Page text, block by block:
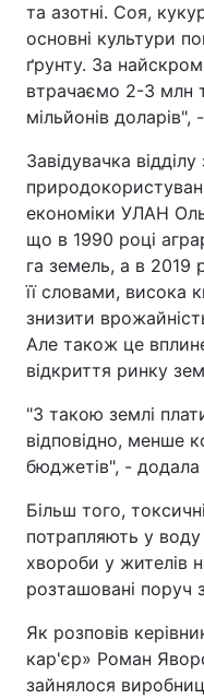
Спорт
Техно і зв'язок
Зброя
Здоров'я
Цікавинки
Відео з Youtube
Інтерв'ю
Архів
ПОСЛУГИ
Реклама на сайті
Моніторинг
та азотні. Соя,
основні культури
ґрунту. За
втрачаємо 2-3 млн
мільйонів доларів",
Завідувачка
економіки УЛАН
що в 1990 році
га земель, а в 2019
її словами, висока
знизити
Але також це
відкриття ринку
"З такою землі
відповідно, менше
бюджетів", - додала
Більш того,
потрапляють у воду
хвороби у жителів
розташовані поруч
Як розповів
кар'єр» Роман
зайнялося